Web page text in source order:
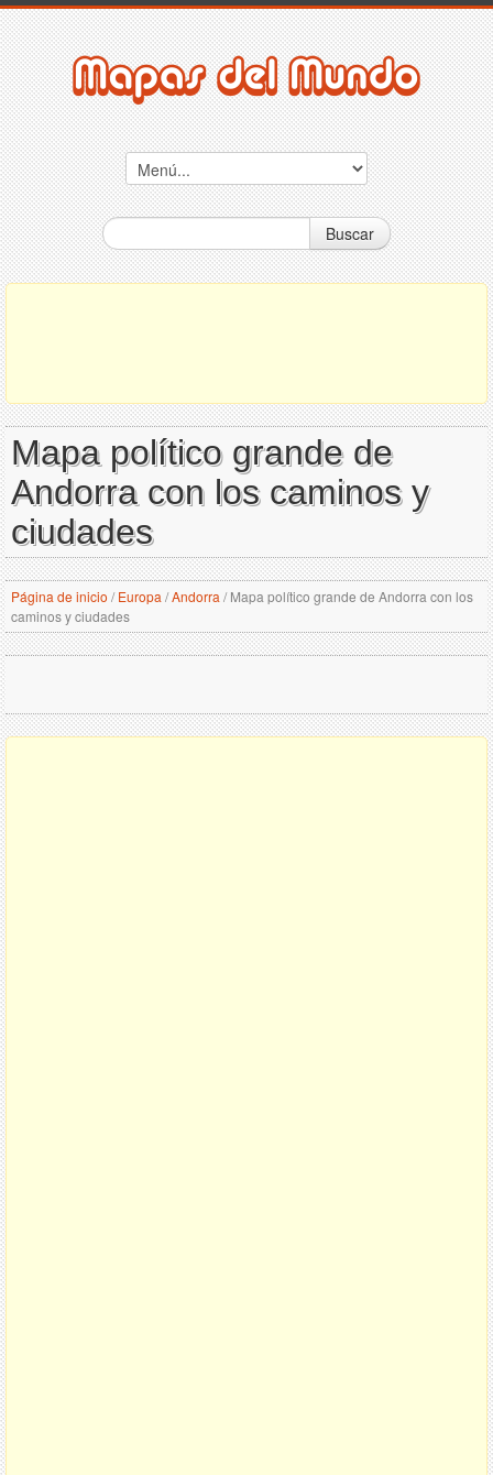
Buscar
Mapa político grande de
Andorra con los caminos y
ciudades
Página de inicio / Europa /Andorra /Mapa político grande de Andorra con los
caminos y ciudades